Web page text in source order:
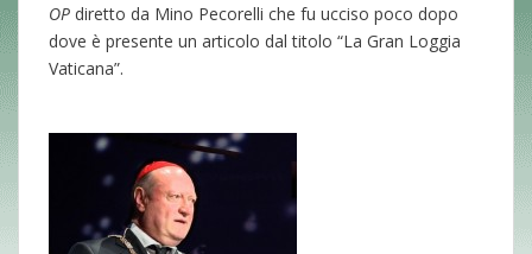
OP diretto da Mino Pecorelli che fu ucciso poco dopo
dove è presente un articolo dal titolo “La Gran Loggia
Vaticana”.